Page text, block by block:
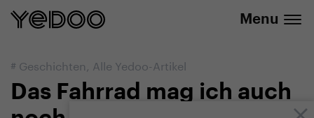
Menu
# Geschichten, Alle Yedoo-Artikel
Das Fahrrad mag ich auch